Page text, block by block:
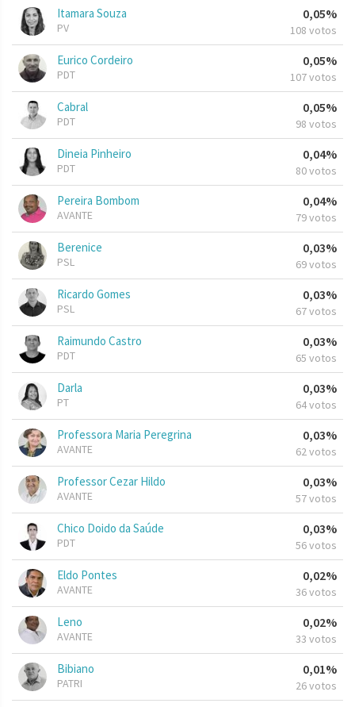
Itamara Souza
PV
0,05%
108 votos
Eurico Cordeiro
PDT
0,05%
107 votos
Cabral
PDT
0,05%
98 votos
Dineia Pinheiro
PDT
0,04%
80 votos
Pereira Bombom
AVANTE
0,04%
79 votos
Berenice
PSL
0,03%
69 votos
Ricardo Gomes
PSL
0,03%
67 votos
Raimundo Castro
PDT
0,03%
65 votos
Darla
PT
0,03%
64 votos
Professora Maria Peregrina
AVANTE
0,03%
62 votos
Professor Cezar Hildo
AVANTE
0,03%
57 votos
Chico Doido da Saúde
PDT
0,03%
56 votos
Eldo Pontes
AVANTE
0,02%
36 votos
Leno
AVANTE
0,02%
33 votos
Bibiano
PATRI
0,01%
26 votos